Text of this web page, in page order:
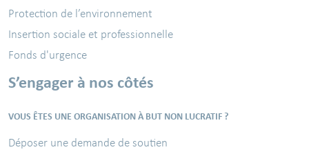
Protection de l’environnement
Insertion sociale et professionnelle
Fonds d'urgence
S’engager à nos côtés
VOUS ÊTES UNE ORGANISATION À BUT NON LUCRATIF ?
Déposer une demande de soutien